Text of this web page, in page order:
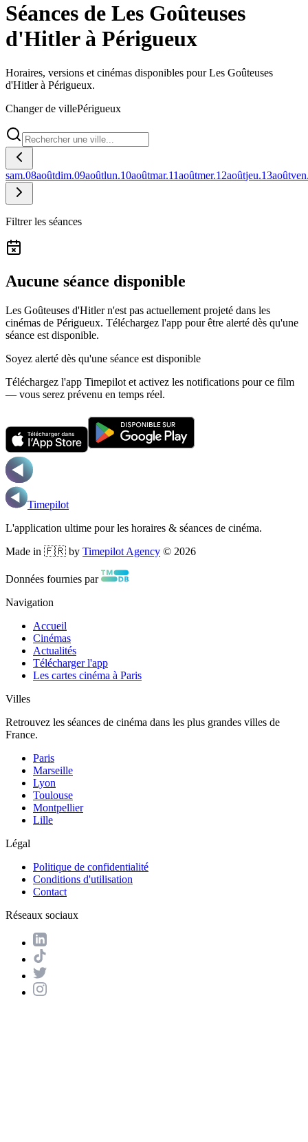
Séances de Les Goûteuses
d'Hitler à Périgueux
Horaires, versions et cinémas disponibles pour Les Goûteuses
d'Hitler à Périgueux.
Changer de villePérigueux
sam.08aoûtdim.09aoûtlun.10aoûtmar.11aoûtmer.12aoûtjeu.13août
Filtrer les séances
Aucune séance disponible
Les Goûteuses d'Hitler n'est pas actuellement projeté dans les
cinémas de Périgueux. Téléchargez l'app pour être alerté dès qu'une
séance est disponible.
Soyez alerté dès qu'une séance est disponible
Téléchargez l'app Timepilot et activez les notifications pour ce film
— vous serez prévenu en temps réel.
Timepilot
L'application ultime pour les horaires & séances de cinéma.
Made in 🇫🇷 by Timepilot Agency © 2026
Données fournies par
Navigation
Accueil
Cinémas
Actualités
Télécharger l'app
Les cartes cinéma à Paris
Villes
Retrouvez les séances de cinéma dans les plus grandes villes de
France.
Paris
Marseille
Lyon
Toulouse
Montpellier
Lille
Légal
Politique de confidentialité
Conditions d'utilisation
Contact
Réseaux sociaux